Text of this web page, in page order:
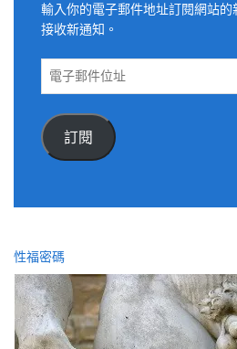
輸入你的電子郵件地址訂閱網站
接收新通知。
電
件
位
訂閱
性福密碼